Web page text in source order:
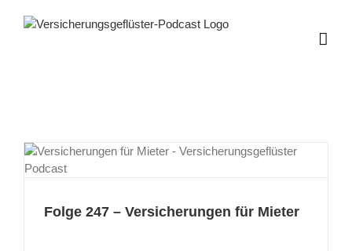
Inhalt
Folge 247 – Versicherungen für Mieter